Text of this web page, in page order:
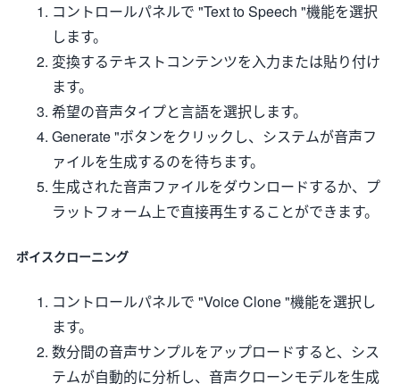
コントロールパネルで "Text to Speech "機能を選択
します。
変換するテキストコンテンツを入力または貼り付け
ます。
希望の音声タイプと言語を選択します。
Generate "ボタンをクリックし、システムが音声フ
ァイルを生成するのを待ちます。
生成された音声ファイルをダウンロードするか、プ
ラットフォーム上で直接再生することができます。
ボイスクローニング
コントロールパネルで "Voice Clone "機能を選択し
ます。
数分間の音声サンプルをアップロードすると、シス
テムが自動的に分析し、音声クローンモデルを生成